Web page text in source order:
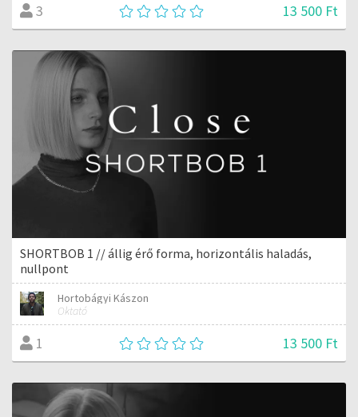
3 13 500 Ft
SHORTBOB 1 // állig érő forma, horizontális haladás,
nullpont
Hortobágyi Kászon
Oktató
1 13 500 Ft